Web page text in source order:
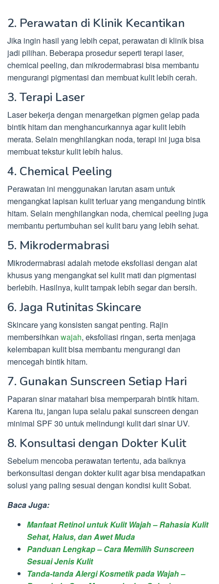
2. Perawatan di Klinik Kecantikan
Jika ingin hasil yang lebih cepat, perawatan di klinik bisa
jadi pilihan. Beberapa prosedur seperti terapi laser,
chemical peeling, dan mikrodermabrasi bisa membantu
mengurangi pigmentasi dan membuat kulit lebih cerah.
3. Terapi Laser
Laser bekerja dengan menargetkan pigmen gelap pada
bintik hitam dan menghancurkannya agar kulit lebih
merata. Selain menghilangkan noda, terapi ini juga bisa
membuat tekstur kulit lebih halus.
4. Chemical Peeling
Perawatan ini menggunakan larutan asam untuk
mengangkat lapisan kulit terluar yang mengandung bintik
hitam. Selain menghilangkan noda, chemical peeling juga
membantu pertumbuhan sel kulit baru yang lebih sehat.
5. Mikrodermabrasi
Mikrodermabrasi adalah metode eksfoliasi dengan alat
khusus yang mengangkat sel kulit mati dan pigmentasi
berlebih. Hasilnya, kulit tampak lebih segar dan bersih.
6. Jaga Rutinitas Skincare
Skincare yang konsisten sangat penting. Rajin
membersihkan wajah, eksfoliasi ringan, serta menjaga
kelembapan kulit bisa membantu mengurangi dan
mencegah bintik hitam.
7. Gunakan Sunscreen Setiap Hari
Paparan sinar matahari bisa memperparah bintik hitam.
Karena itu, jangan lupa selalu pakai sunscreen dengan
minimal SPF 30 untuk melindungi kulit dari sinar UV.
8. Konsultasi dengan Dokter Kulit
Sebelum mencoba perawatan tertentu, ada baiknya
berkonsultasi dengan dokter kulit agar bisa mendapatkan
solusi yang paling sesuai dengan kondisi kulit Sobat.
Baca Juga:
Manfaat Retinol untuk Kulit Wajah – Rahasia Kulit
Sehat, Halus, dan Awet Muda
Panduan Lengkap – Cara Memilih Sunscreen
Sesuai Jenis Kulit
Tanda-tanda Alergi Kosmetik pada Wajah –